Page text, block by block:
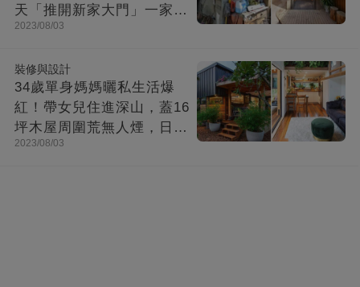
天「推開新家大門」一家8
口哭了
2023/08/03
裝修與設計
34歲單身媽媽曬私生活爆
紅！帶女兒住進深山，蓋16
坪木屋周圍荒無人煙，日子
快活似神仙
2023/08/03